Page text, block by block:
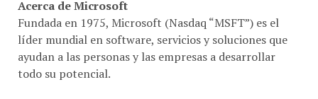
Fundada en 1975, Microsoft (Nasdaq “MSFT”) es el
líder mundial en software, servicios y soluciones que
ayudan a las personas y las empresas a desarrollar
todo su potencial.